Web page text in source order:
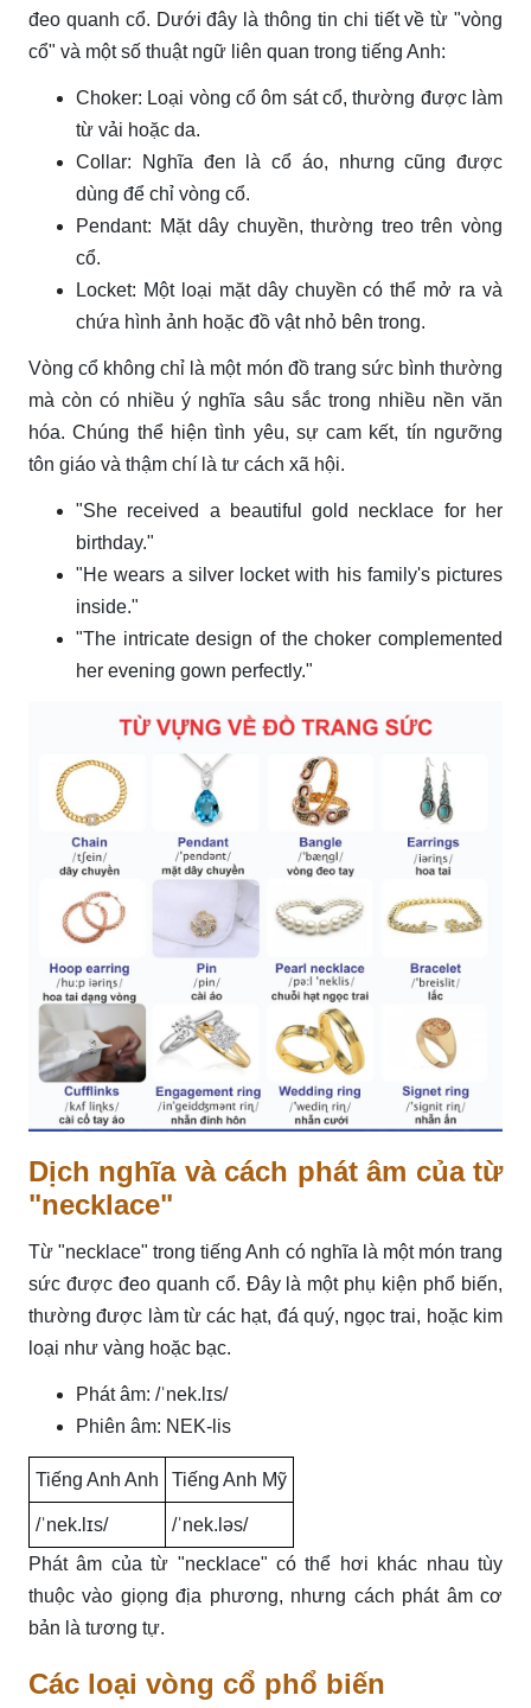
đeo quanh cổ. Dưới đây là thông tin chi tiết về từ "vòng
cổ" và một số thuật ngữ liên quan trong tiếng Anh:
Choker: Loại vòng cổ ôm sát cổ, thường được làm
từ vải hoặc da.
Collar: Nghĩa đen là cổ áo, nhưng cũng được
dùng để chỉ vòng cổ.
Pendant: Mặt dây chuyền, thường treo trên vòng
cổ.
Locket: Một loại mặt dây chuyền có thể mở ra và
chứa hình ảnh hoặc đồ vật nhỏ bên trong.
Vòng cổ không chỉ là một món đồ trang sức bình thường
mà còn có nhiều ý nghĩa sâu sắc trong nhiều nền văn
hóa. Chúng thể hiện tình yêu, sự cam kết, tín ngưỡng
tôn giáo và thậm chí là tư cách xã hội.
"She received a beautiful gold necklace for her
birthday."
"He wears a silver locket with his family's pictures
inside."
"The intricate design of the choker complemented
her evening gown perfectly."
Dịch nghĩa và cách phát âm của từ
"necklace"
Từ "necklace" trong tiếng Anh có nghĩa là một món trang
sức được đeo quanh cổ. Đây là một phụ kiện phổ biến,
thường được làm từ các hạt, đá quý, ngọc trai, hoặc kim
loại như vàng hoặc bạc.
Phát âm: /ˈnek.lɪs/
Phiên âm: NEK-lis
Tiếng Anh Anh Tiếng Anh Mỹ
/ˈnek.lɪs/
/ˈnek.ləs/
Phát âm của từ "necklace" có thể hơi khác nhau tùy
thuộc vào giọng địa phương, nhưng cách phát âm cơ
bản là tương tự.
Các loại vòng cổ phổ biến